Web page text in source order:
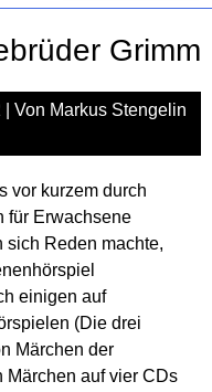
Dr.
Grimm
| Von Markus Stengelin
vor kurzem durch
für Erwachsene
sich Reden machte,
einigen auf
(Die drei
Märchen der
Märchen auf vier CDs